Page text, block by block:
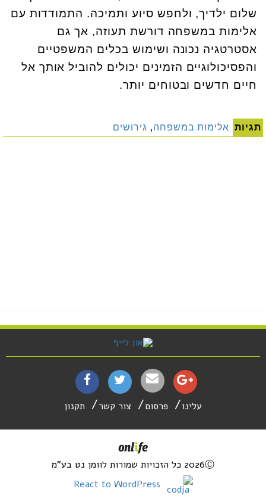
שלום ילדיך, ולחפש סיוע ותמיכה. התמודדות עם
אלימות במשפחה דורשת תעוזה, אך גם
אסטרטגיה נכונה ושימוש בכלים המשפטיים
והפסיכולוגיים הזמינים יכולים להוביל אותך אל
חיים חדשים ובטוחים יותר.
תגיות אלימות במשפחה, גירושים
עלינו פרסום צור קשר תקנון
2026Ⓒ כל הזכויות שמורות לוומן נט בע"מ